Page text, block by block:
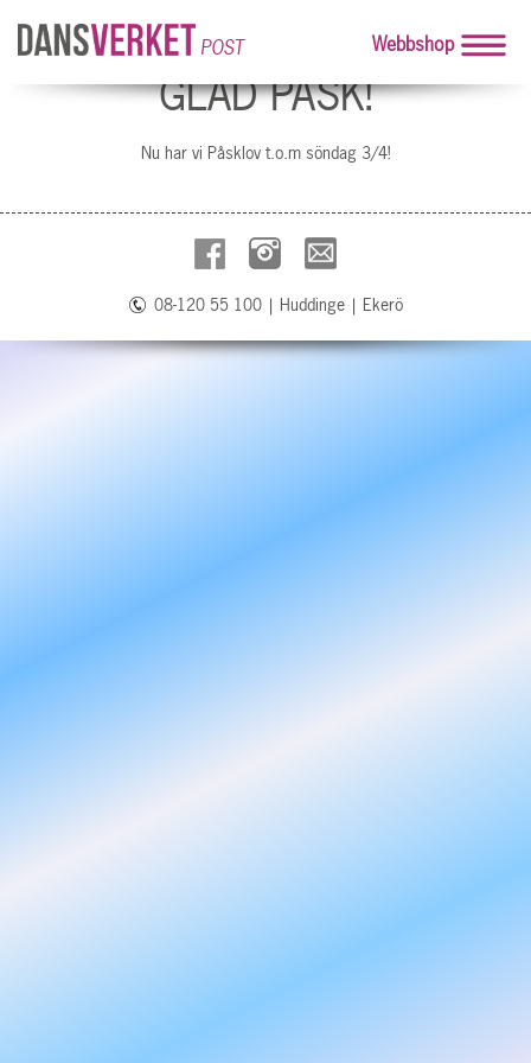
POST Webbshop
GLAD PÅSK!
Nu har vi Påsklov t.o.m söndag 3/4!
08-120 55 100 | Huddinge | Ekerö